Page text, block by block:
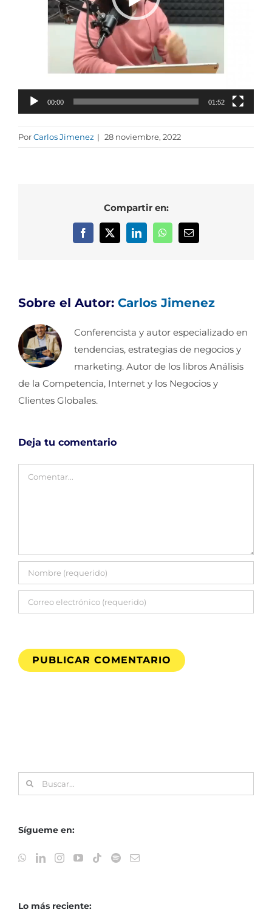
00:00 01:52
PorCarlos Jimenez | 28 noviembre, 2022
Compartir en:
Facebook
X LinkedInWhatsAppCorreo
Sobre el Autor: Carlos Jimenez
Conferencista y autor especializado en
tendencias, estrategias de negocios y
marketing. Autor de los libros Análisis
de la Competencia, Internet y los Negocios y
Clientes Globales.
Deja tu comentario
Comentar
Buscar:
Sígueme en:
Lo más reciente: